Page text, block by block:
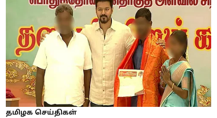
தமிழக செய்திகள்